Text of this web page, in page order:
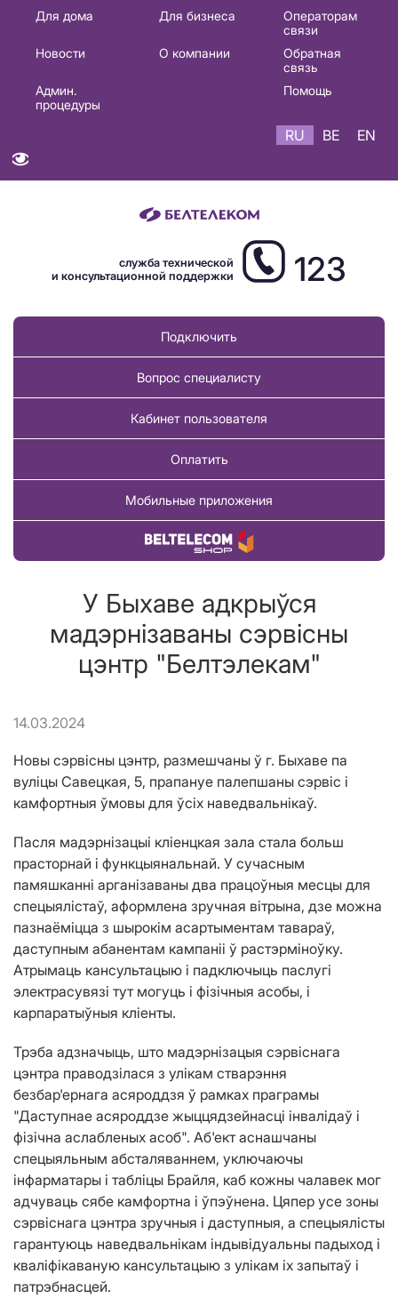
Основная
навигация
Для дома Для бизнеса
Операторам
связи
Новости
О компании
Обратная
связь
Админ.
процедуры
Помощь
RU BE EN
служба технической
и консультационной поддержки
123
Подключить
Вопрос специалисту
Кабинет пользователя
Оплатить
Мобильные приложения
Купить товар
У Быхаве адкрыўся
мадэрнізаваны сэрвісны
цэнтр "Белтэлекам"
14.03.2024
Новы сэрвісны цэнтр, размешчаны ў г. Быхаве па
вуліцы Савецкая, 5, прапануе палепшаны сэрвіс і
камфортныя ўмовы для ўсіх наведвальнікаў.
Пасля мадэрнізацыі кліенцкая зала стала больш
прасторнай і функцыянальнай. У сучасным
памяшканні арганізаваны два працоўныя месцы для
спецыялістаў, аформлена зручная вітрына, дзе можна
пазнаёміцца ​​з шырокім асартыментам тавараў,
даступным абанентам кампаніі ў растэрміноўку.
Атрымаць кансультацыю і падключыць паслугі
электрасувязі тут могуць і фізічныя асобы, і
карпаратыўныя кліенты.
Трэба адзначыць, што мадэрнізацыя сэрвіснага
цэнтра праводзілася з улікам стварэння
безбар'ернага асяроддзя ў рамках праграмы
"Даступнае асяроддзе жыццядзейнасці інвалідаў і
фізічна аслабленых асоб". Аб'ект аснашчаны
спецыяльным абсталяваннем, уключаючы
інфарматары і табліцы Брайля, каб кожны чалавек мог
адчуваць сябе камфортна і ўпэўнена. Цяпер усе зоны
сэрвіснага цэнтра зручныя і даступныя, а спецыялісты
гарантуюць наведвальнікам індывідуальны падыход і
кваліфікаваную кансультацыю з улікам іх запытаў і
патрэбнасцей.